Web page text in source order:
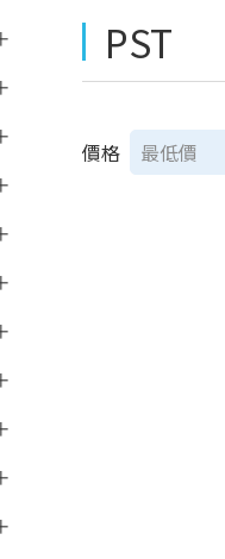
PST
價格